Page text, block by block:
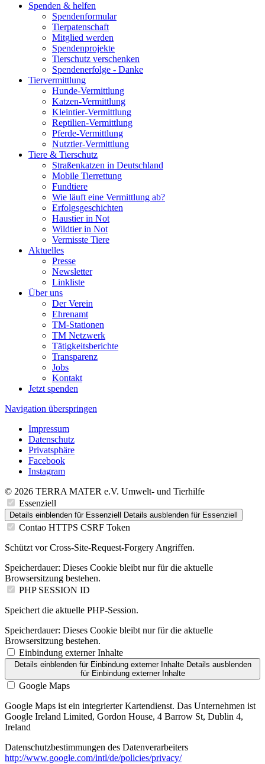
Spenden & helfen
Spendenformular
Tierpatenschaft
Mitglied werden
Spendenprojekte
Tierschutz verschenken
Spendenerfolge - Danke
Tiervermittlung
Hunde-Vermittlung
Katzen-Vermittlung
Kleintier-Vermittlung
Reptilien-Vermittlung
Pferde-Vermittlung
Nutztier-Vermittlung
Tiere & Tierschutz
Straßenkatzen in Deutschland
Mobile Tierrettung
Fundtiere
Wie läuft eine Vermittlung ab?
Erfolgsgeschichten
Haustier in Not
Wildtier in Not
Vermisste Tiere
Aktuelles
Presse
Newsletter
Linkliste
Über uns
Der Verein
Ehrenamt
TM-Stationen
TM Netzwerk
Tätigkeitsberichte
Transparenz
Jobs
Kontakt
Jetzt spenden
Navigation überspringen
Impressum
Datenschutz
Privatsphäre
Facebook
Instagram
© 2026 TERRA MATER e.V. Umwelt- und Tierhilfe
Essenziell
Details einblenden für Essenziell Details ausblenden für Essenziell
Contao HTTPS CSRF Token
Schützt vor Cross-Site-Request-Forgery Angriffen.
Speicherdauer: Dieses Cookie bleibt nur für die aktuelle
Browsersitzung bestehen.
PHP SESSION ID
Speichert die aktuelle PHP-Session.
Speicherdauer: Dieses Cookie bleibt nur für die aktuelle
Browsersitzung bestehen.
Einbindung externer Inhalte
Details einblendenfür Einbindung externer Inhalte Details ausblenden
für Einbindung externer Inhalte
Google Maps
Google Maps ist ein integrierter Kartendienst. Das Unternehmen ist
Google Ireland Limited, Gordon House, 4 Barrow St, Dublin 4,
Ireland
Datenschutzbestimmungen des Datenverarbeiters
http://www.google.com/intl/de/policies/privacy/